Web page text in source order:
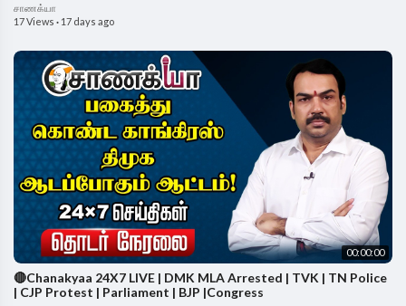
சாணக்யா
17 Views · 17 days ago
00:00:00
🔴Chanakyaa 24X7 LIVE | DMK MLA Arrested | TVK | TN Police
| CJP Protest | Parliament | BJP |Congress